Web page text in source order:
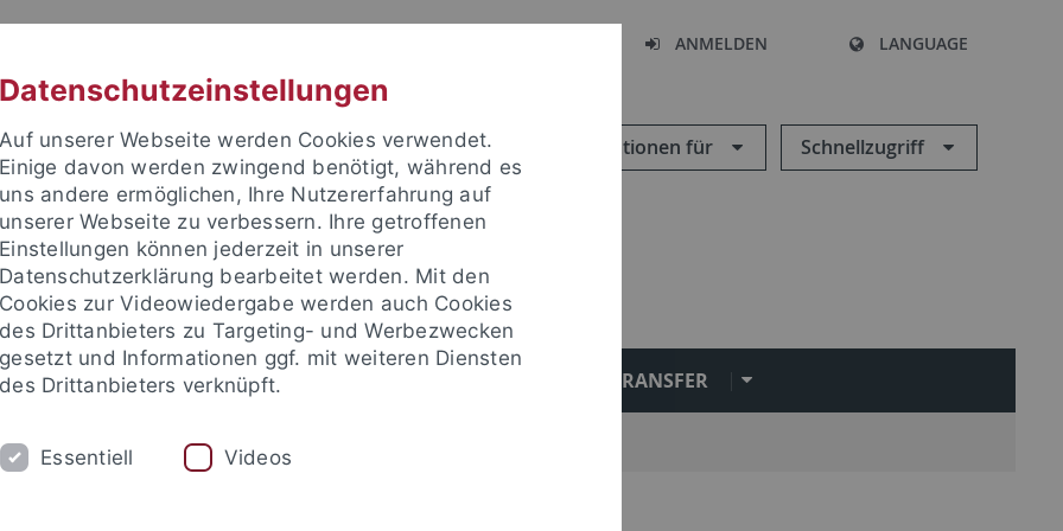
ANMELDEN LANGUAGE
Informationen für Schnellzugriff
KARRIERE EQUITY TRANSFER
on Campus
Datenschutzeinstellungen
Auf unserer Webseite werden Cookies verwendet.
Einige davon werden zwingend benötigt, während es
uns andere ermöglichen, Ihre Nutzererfahrung auf
unserer Webseite zu verbessern. Ihre getroffenen
Einstellungen können jederzeit in unserer
Datenschutzerklärung bearbeitet werden. Mit den
Cookies zur Videowiedergabe werden auch Cookies
des Drittanbieters zu Targeting- und Werbezwecken
gesetzt und Informationen ggf. mit weiteren Diensten
des Drittanbieters verknüpft.
Essentiell Videos